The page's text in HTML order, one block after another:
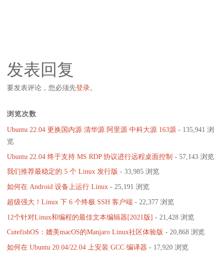
发表回复
要发表评论，您必须先登录。
浏览次数
Ubuntu 22.04 更换国内源 清华源 阿里源 中科大源 163源 - 135,941 浏
览
Ubuntu 22.04 终于支持 MS RDP 协议进行远程桌面控制 - 57,143 浏览
我们推荐最稳定的 5 个 Linux 发行版 - 33,985 浏览
如何在 Android 设备上运行 Linux- 25,191 浏览
超级强大！Linux 下 6 个终极 SSH 客户端- 22,377 浏览
12个针对Linux和编程的最佳文本编辑器[2021版] - 21,428 浏览
CutefishOS：媲美macOS的Manjaro Linux社区体验版 - 20,868 浏览
如何在 Ubuntu 20.04/22.04 上安装 GCC 编译器 - 17,920 浏览